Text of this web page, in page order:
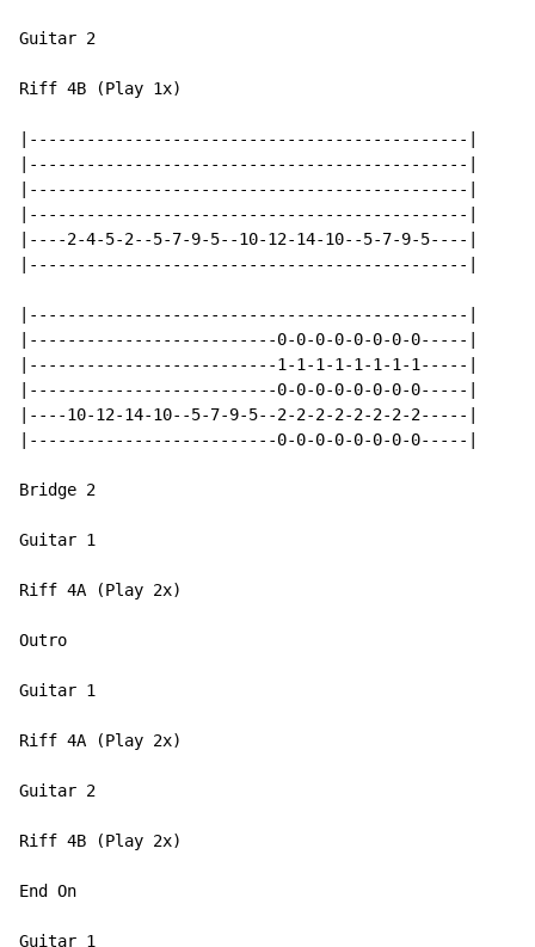
Guitar 2
Riff 4B (Play 1x)
|----------------------------------------------|
|----------------------------------------------|
|----------------------------------------------|
|----------------------------------------------|
|----2-4-5-2--5-7-9-5--10-12-14-10--5-7-9-5----|
|----------------------------------------------|
|----------------------------------------------|
|--------------------------0-0-0-0-0-0-0-0-----|
|--------------------------1-1-1-1-1-1-1-1-----|
|--------------------------0-0-0-0-0-0-0-0-----|
|----10-12-14-10--5-7-9-5--2-2-2-2-2-2-2-2-----|
|--------------------------0-0-0-0-0-0-0-0-----|
Bridge 2
Guitar 1
Riff 4A (Play 2x)
Outro
Guitar 1
Riff 4A (Play 2x)
Guitar 2
Riff 4B (Play 2x)
End On
Guitar 1